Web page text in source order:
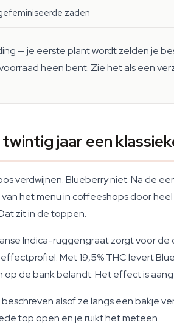
zaden
— je eerste plant wordt zelden je
heen bent. Zie het als een
jaar een
verdwijnen. Blueberry niet. Na de
het menu in coffeeshops door
zit in de toppen.
Indica-ruggengraat zorgt voor de
Met 19,5% THC levert
de bank belandt. Het effect is
alsof ze langs een bakje
top open en je ruikt het meteen.